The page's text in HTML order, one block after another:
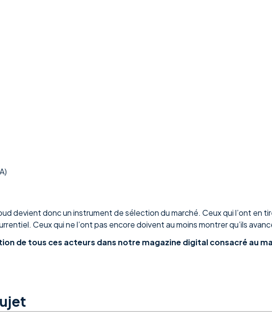
devient donc un instrument de sélection du marché. Ceux qui l’ont en
Ceux qui ne l’ont pas encore doivent au moins montrer qu’ils
de tous ces acteurs dans notre magazine digital consacré au